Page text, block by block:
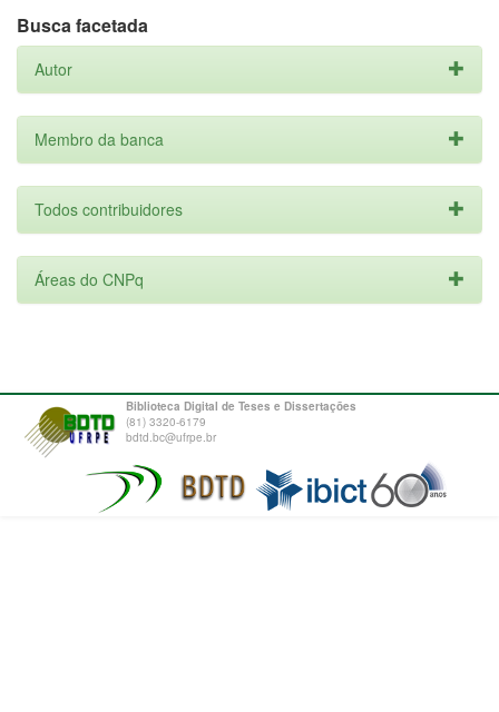
Busca facetada
Autor
Membro da banca
Todos contribuidores
Áreas do CNPq
Biblioteca Digital de Teses e Dissertações
(81) 3320-6179
bdtd.bc@ufrpe.br